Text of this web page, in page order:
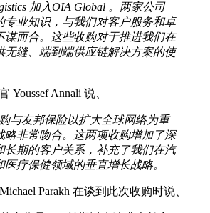
加入OIA Global 。两家公司
专业知识，与我们对客户服务和卓
谋而合。这些收购对于推进我们在
无缝、端到端供应链解决方案的使
Youssef Annali 说、
与友邦保险以扩大全球网络为重
略非常吻合。这两项收购增加了深
长期的客户关系，补充了我们在汽
疗保健领域的垂直增长战略。
Parakh 在谈到此次收购时说、